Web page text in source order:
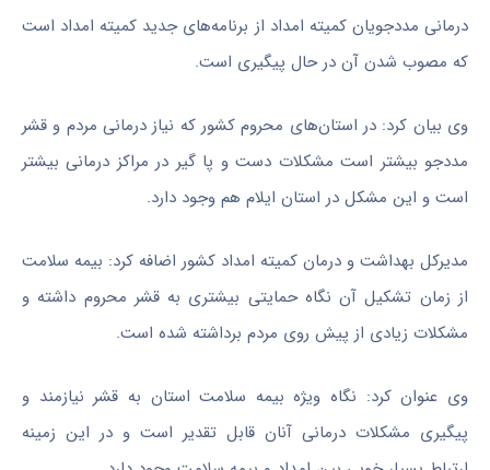
درمانی مددجویان کمیته امداد از برنامه‌های جدید کمیته امداد است
که مصوب شدن آن در حال پیگیری است.
وی بیان کرد: در استان‌های محروم کشور که نیاز درمانی مردم و قشر
مددجو بیشتر است مشکلات دستو پا گیر در مراکز درمانی بیشتر
است و این مشکل در استان ایلام هم وجود دارد.
مدیرکل بهداشت و درمان کمیته امداد کشور اضافه کرد: بیمه سلامت
از زمان تشکیل آن نگاه حمایتی بیشتری به قشر محروم داشته و
مشکلات زیادی از پیش روی مردم برداشته شده است.
وی عنوان کرد: نگاه ویژه بیمه سلامت استان به قشر نیازمند و
پیگیری مشکلات درمانی آنان قابل تقدیر است و در این زمینه